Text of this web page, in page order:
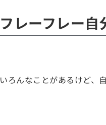
フレーフレー自
いろんなことがあるけど、